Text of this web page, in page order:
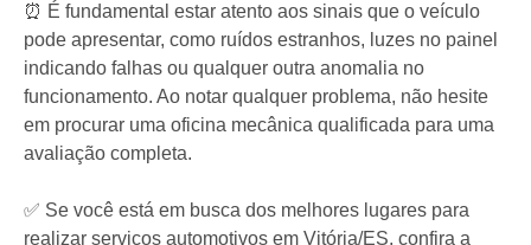
⏰ É fundamental estar atento aos sinais que o veículo
pode apresentar, como ruídos estranhos, luzes no painel
indicando falhas ou qualquer outra anomalia no
funcionamento. Ao notar qualquer problema, não hesite
em procurar uma oficina mecânica qualificada para uma
avaliação completa.
✅ Se você está em busca dos melhores lugares para
realizar serviços automotivos em Vitória/ES, confira a